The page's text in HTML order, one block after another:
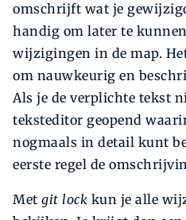
omschrijft wat je
handig om later te
wijzigingen in de map.
om nauwkeurig en
Als je de verplichte tekst
teksteditor geopend
nogmaals in detail kunt
eerste regel de
Met git lock kun je alle